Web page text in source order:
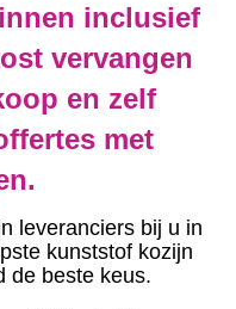
inclusief
vervangen
en zelf
met
leveranciers bij u in
kunststof kozijn
de beste keus.